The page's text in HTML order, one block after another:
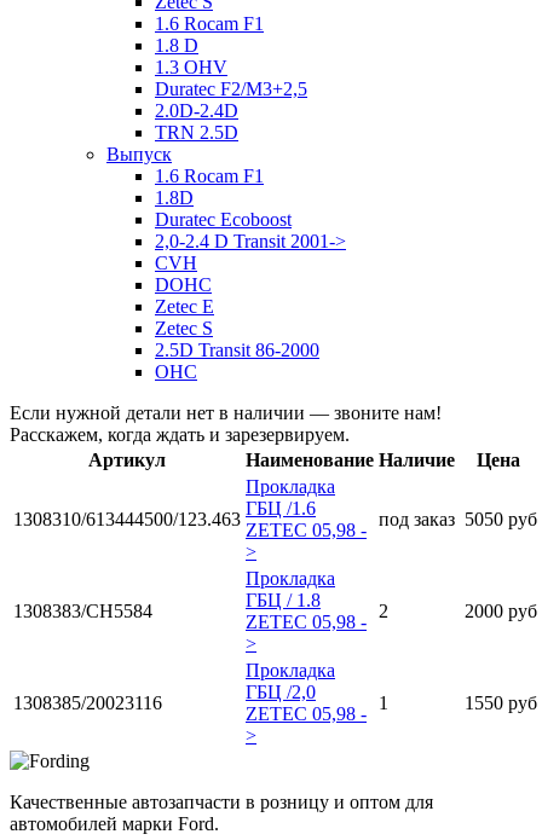
1.6 Rocam F1
1.8 D
1.3 OHV
Duratec F2/M3+2,5
2.0D-2.4D
TRN 2.5D
Выпуск
1.6 Rocam F1
1.8D
Duratec Ecoboost
2,0-2.4 D Transit 2001->
CVH
DOHC
Zetec E
Zetec S
2.5D Transit 86-2000
OHC
Если нужной детали нет в наличии — звоните нам!
Расскажем, когда ждать и зарезервируем.
Артикул
Наименование Наличие Цена
1308310/613444500/123.463
Прокладка
ГБЦ /1.6
ZETEC 05,98 -
>
под заказ 5050 руб
1308383/CH5584
Прокладка
ГБЦ / 1.8
ZETEC 05,98 -
>
2 2000 руб
1308385/20023116
Прокладка
ГБЦ /2,0
ZETEC 05,98 -
>
1 1550 руб
Качественные автозапчасти в розницу и оптом для
автомобилей марки Ford.